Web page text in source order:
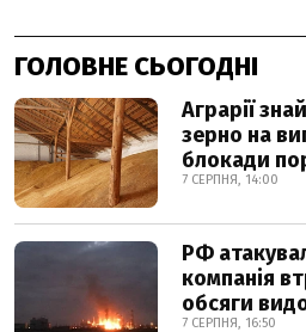
ГОЛОВНЕ СЬОГОДНІ
Аграрії
зерно на
блокади
7 СЕРПНЯ, 14:00
РФ
компанія
обсяги
7 СЕРПНЯ, 16:50